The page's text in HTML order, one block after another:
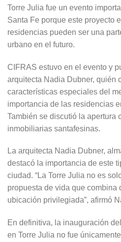
Torre Julia fue un evento
Santa Fe porque este proyecto
residencias pueden ser una
urbano en el futuro.
CIFRAS estuvo en el evento y
arquitecta Nadia Dubner, quién
características especiales del
importancia de las residencias
También se discutió la apertura
inmobiliarias santafesinas.
La arquitecta Nadia Dubner,
destacó la importancia de este
ciudad. “La Torre Julia no es
propuesta de vida que combina
ubicación privilegiada”, afirmó
En definitiva, la inauguración
en Torre Julia no fue